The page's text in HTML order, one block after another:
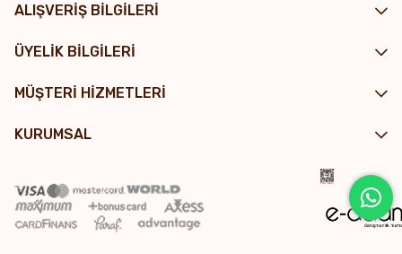
ALIŞVERİŞ BİLGİLERİ
ÜYELİK BİLGİLERİ
MÜŞTERİ HİZMETLERİ
KURUMSAL